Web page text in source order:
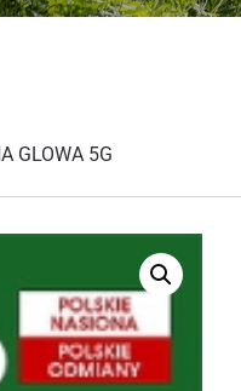
GLOWA 5G